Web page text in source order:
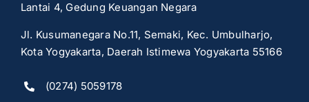
Lantai 4, Gedung Keuangan Negara
Jl. Kusumanegara No.11, Semaki, Kec. Umbulharjo,
Kota Yogyakarta, Daerah Istimewa Yogyakarta 55166
(0274) 5059178